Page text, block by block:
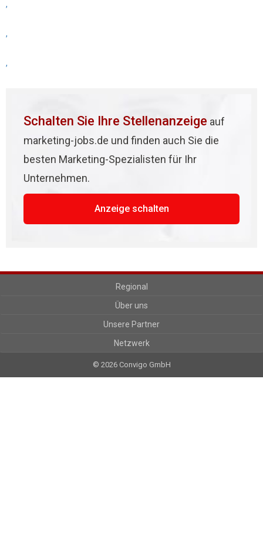
,
,
,
Schalten Sie Ihre Stellenanzeige auf
marketing-jobs.de und finden auch Sie die
besten Marketing-Spezialisten für Ihr
Unternehmen.
Anzeige schalten
Regional
Über uns
Unsere Partner
Netzwerk
© 2026 Convigo GmbH